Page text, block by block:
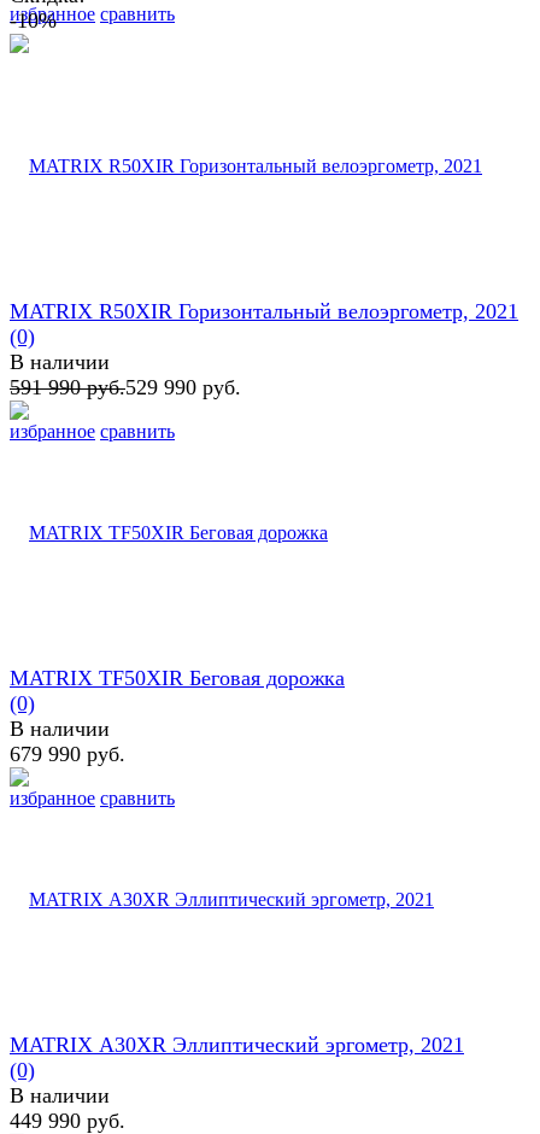
избранное сравнить
-10%
избранное сравнить
MATRIX R50XIR Горизонтальный велоэргометр, 2021
(0)
В наличии
591 990 руб.529 990 руб.
избранное сравнить
MATRIX TF50XIR Беговая дорожка
(0)
В наличии
679 990 руб.
MATRIX А30XR Эллиптический эргометр, 2021
(0)
В наличии
449 990 руб.